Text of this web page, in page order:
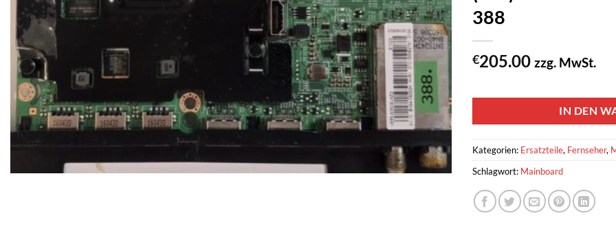
388
€205.00 zzg. MwSt.
IN DEN
Kategorien: Ersatzteile, Fernseher,
Schlagwort: Mainboard